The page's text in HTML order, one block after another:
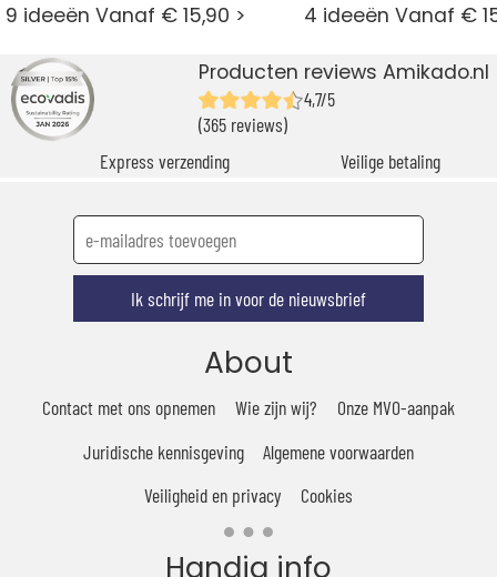
9 ideeën Vanaf € 15,90 > 4 ideeën Vanaf €
Producten reviews Amikado.nl
4,7/5
(365 reviews)
Express verzending
Veilige betaling
Ik schrijf me in voor de nieuwsbrief
About
Contact met ons opnemen Wie zijn wij?
Onze MVO-aanpak
Juridische kennisgeving
Algemene voorwaarden
Veiligheid en privacy
Cookies
Handig info